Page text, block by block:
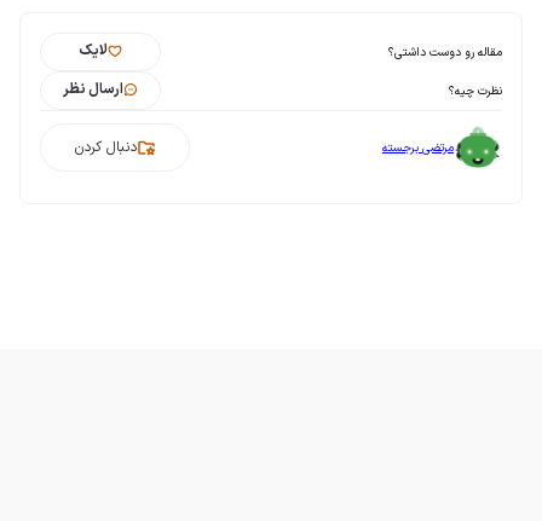
مقاله رو دوست داشتی؟ لایک
نظرت چیه؟ ارسال نظر
مرتضی برجسته دنبال کردن